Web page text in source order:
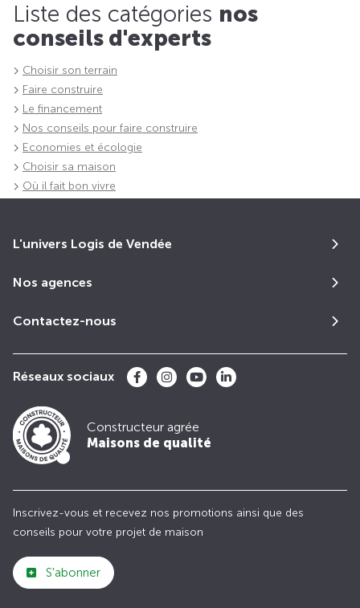
Liste des catégories nos
conseils d'experts
Choisir son terrain
Faire construire
Le financement
Nos conseils pour faire construire
Economies et écologie
Choisir sa maison
Où il fait bon vivre
L'univers Logis de Vendée
Nos agences
Contactez-nous
Réseaux sociaux
Constructeur agrée
Maisons de qualité
Inscrivez-vous et recevez nos promotions ainsi que des
conseils pour votre projet de maison
S'abonner